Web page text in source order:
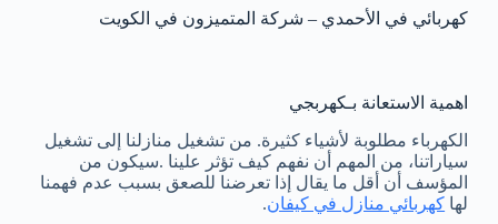
كهربائي في الأحمدي – شركة المتميزون في الكويت
اهمية الاستعانة بـكهربجي
الكهرباء مطلوبة لأشياء كثيرة. من تشغيل منازلنا إلى تشغيل
سياراتنا، من المهم أن نفهم كيف تؤثر علينا .سيكون من
المؤسف أن أقل ما يقال إذا تعرضنا للصعق بسبب عدم فهمنا
لها كهربائي منازل في كيفان.